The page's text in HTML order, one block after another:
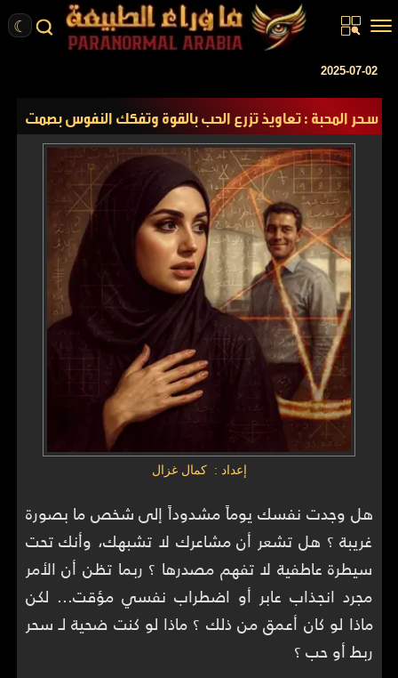
☾
الرئيسية
قصص واقعية
تحقيقات
ركن الخيال
عن الموقع
ENGLISH
2025-07-02
سحر المحبة : تعاويذ تزرع الحب بالقوة وتفكك النفوس بصمت
إعداد : كمال غزال
هل وجدت نفسك يوماً مشدوداً إلى شخص ما بصورة
غريبة ؟ هل تشعر أن مشاعرك لا تشبهك، وأنك تحت
سيطرة عاطفية لا تفهم مصدرها ؟ ربما تظن أن الأمر
مجرد انجذاب عابر أو اضطراب نفسي مؤقت... لكن
ماذا لو كان أعمق من ذلك ؟ ماذا لو كنت ضحية لـ سحر
ربط أو حب ؟